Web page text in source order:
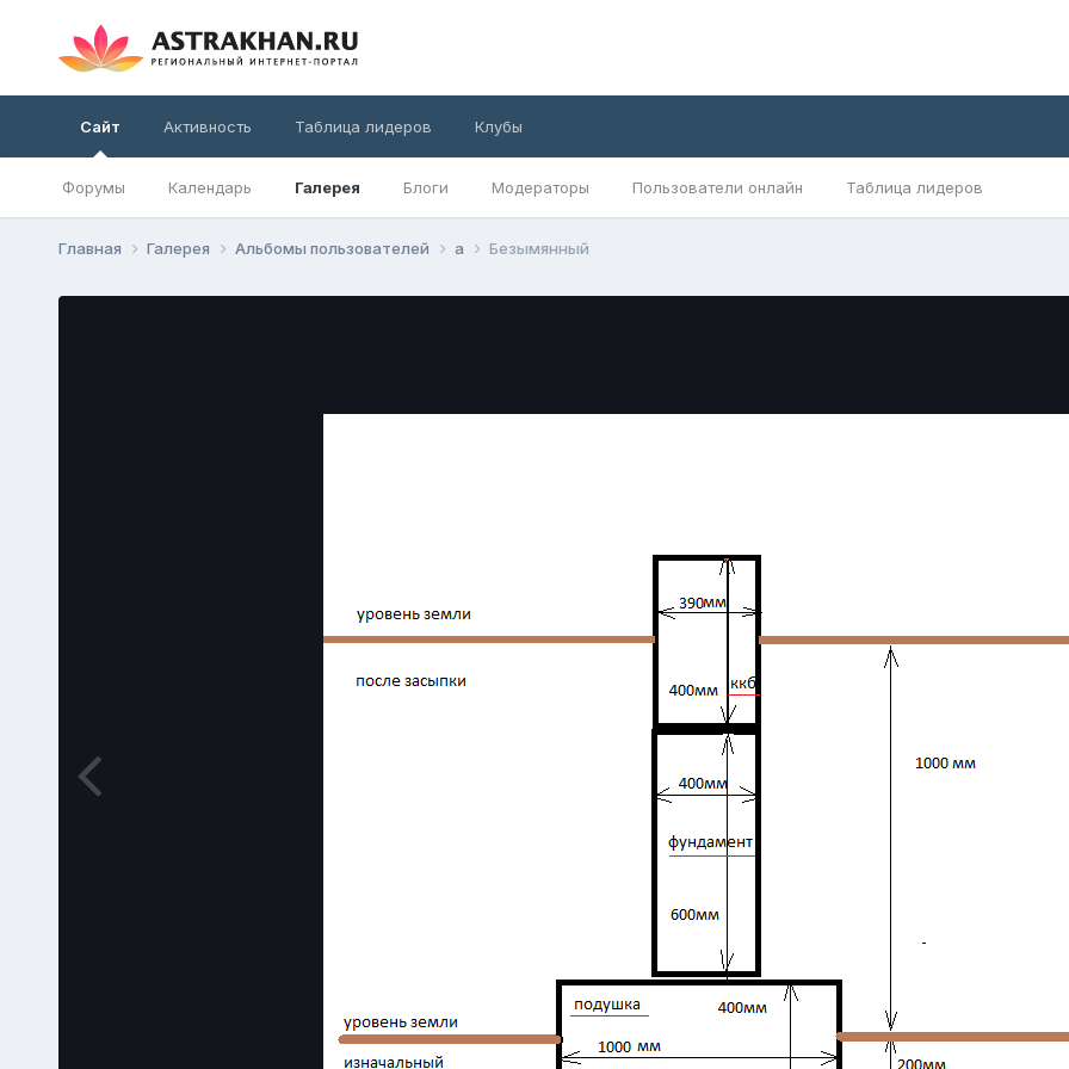
Сайт
Форумы Календарь Галерея Блоги Модераторы Пользователи онлайн Таблица лидеров
Активность Таблица лидеров Клубы
Главная Галерея Альбомы пользователей а Безымянный